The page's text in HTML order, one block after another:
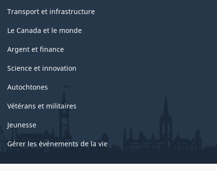
Transport et infrastructure
Le Canada et le monde
Argent et finance
Science et innovation
Autochtones
Vétérans et militaires
Jeunesse
Gérer les événements de la vie